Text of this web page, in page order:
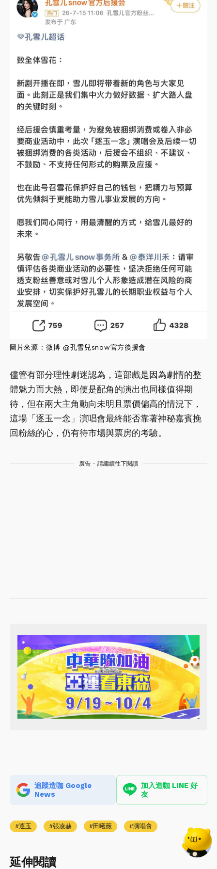
圖片來源 : 微博 @孔雪兒snow官方後援會
儘管有部分理性劇迷認為，這部戲是因為劇情的整
體魅力而大熱，即便是配角的演出也同樣值得期
待，但在兩大主角動向未明且票價偏高的情況下，
這場「逐玉一念」演唱會最終能否靠著神秘嘉賓挽
回粉絲的心，仍有待市場與票房的考驗。
廣告 - 請繼續往下閱讀
追蹤造咖 Google
News
加入造咖 LINE 好
友
逐玉 張凌赫 田曦薇 演唱會
延伸閱讀